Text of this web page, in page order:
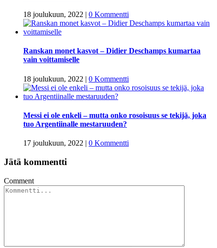
18 joulukuun, 2022 | 0 Kommentti
Ranskan monet kasvot – Didier Deschamps kumartaa
vain voittamiselle
18 joulukuun, 2022 | 0 Kommentti
Messi ei ole enkeli – mutta onko rosoisuus se tekijä, joka
tuo Argentiinalle mestaruuden?
17 joulukuun, 2022 | 0 Kommentti
Jätä kommentti
Comment